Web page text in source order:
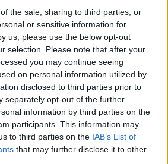
the sale, sharing to third parties, or
or sensitive information for
us, please use the below opt-out
selection. Please note that after your
you may continue seeing
on personal information utilized by
disclosed to third parties prior to
separately opt-out of the further
information by third parties on the
participants. This information may
to third parties on the IAB’s List of
that may further disclose it to other